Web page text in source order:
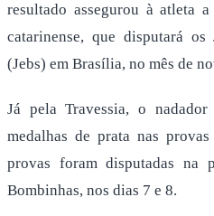
resultado assegurou à atleta
catarinense, que disputará os
(Jebs) em Brasília, no mês de
Já pela Travessia, o
medalhas de prata nas
provas foram disputadas na
Bombinhas, nos dias 7 e 8.